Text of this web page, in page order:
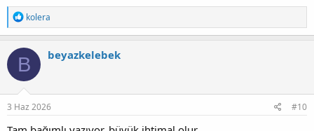
T
e
p
k
i
l
e
r
:
kolera
B beyazkelebek
3 Haz 2026 #10